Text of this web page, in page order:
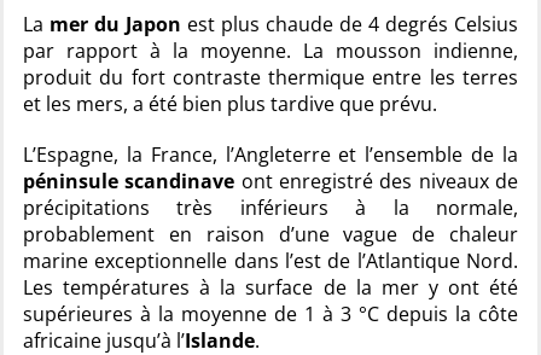
La mer du Japon est plus chaude de 4 degrés Celsius
par rapport à la moyenne. La mousson indienne,
produit du fort contraste thermique entre les terres
et les mers, a été bien plus tardive que prévu.
L’Espagne, la France, l’Angleterre et l’ensemble de la
péninsule scandinave ont enregistré des niveaux de
précipitations très inférieurs à la normale,
probablement en raison d’une vague de chaleur
marine exceptionnelle dans l’est de l’Atlantique Nord.
Les températures à la surface de la mer y ont été
supérieures à la moyenne de 1 à 3 °C depuis la côte
africaine jusqu’à l’Islande.